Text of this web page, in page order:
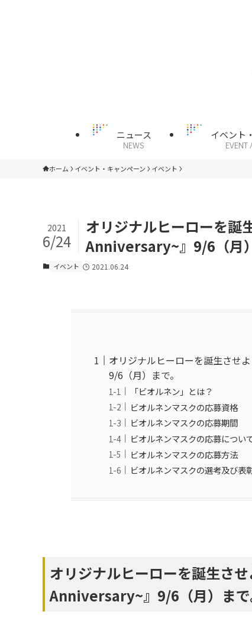
ニュース
NEWS
イベント
EVENT
ホーム イベント・キャンペーン イベント
オリジナルヒーローを
Anniversary~』9/6（月
2021
6/24
イベント 2021.06.24
オリジナルヒーローを誕生させ
9/6（月）まで。
「ビオルネン」とは？
ビオルネンマスクの応募資格
ビオルネンマスクの応募期間
ビオルネンマスクの応募につい
ビオルネンマスクの応募方法
ビオルネンマスクの選考及び表
オリジナルヒーローを誕生さ
Anniversary~』9/6（月）まで